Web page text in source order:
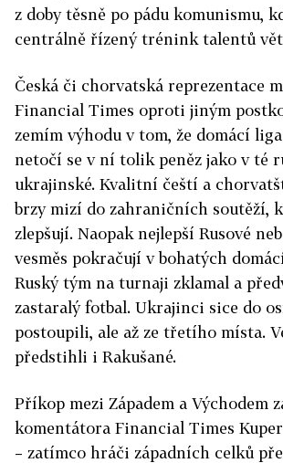
z doby těsně po pádu komunismu,
centrálně řízený trénink talentů
Česká či chorvatská reprezentace
Financial Times oproti jiným
zemím výhodu v tom, že domácí
netočí se v ní tolik peněz jako v té
ukrajinské. Kvalitní čeští a
brzy mizí do zahraničních soutěží,
zlepšují. Naopak nejlepší Rusové
vesměs pokračují v bohatých
Ruský tým na turnaji zklamal a
zastaralý fotbal. Ukrajinci sice do
postoupili, ale až ze třetího místa.
předstihli i Rakušané.
Příkop mezi Západem a Východem
komentátora Financial Times
– zatímco hráči západních celků